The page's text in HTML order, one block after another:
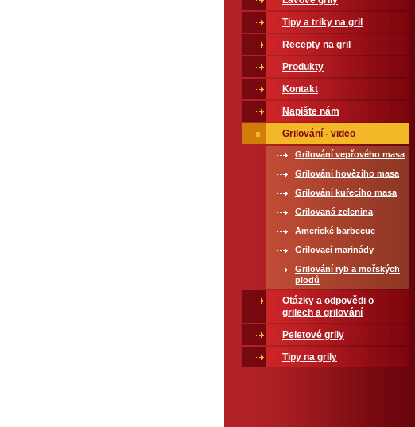
Tipy a triky na gril
Recepty na gril
Produkty
Kontakt
Napište nám
Grilování - video
Grilování vepřového masa
Grilování hovězího masa
Grilování kuřecího masa
Grilovaná zelenina
Americké barbecue
Grilovací marinády
Grilování ryb a mořských
plodů
Otázky a odpovědi o
grilech a grilování
Peletové grily
Tipy na grily